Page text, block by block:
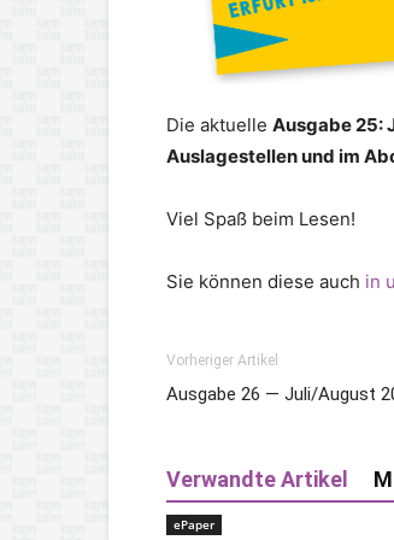
Die aktuelle Ausgabe 25:
Auslagestellen und im
Viel Spaß beim Lesen!
Sie können diese auch in
Vorheriger Artikel
Ausgabe 26 — Juli/August
Verwandte Artikel
ePaper